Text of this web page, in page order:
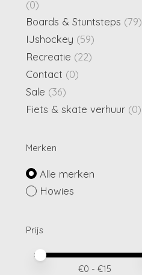
(0)
Boards & Stuntsteps (79)
IJshockey (59)
Recreatie (22)
Contact (0)
Sale (36)
Fiets & skate verhuur (0)
Merken
Alle merken
Howies
Prijs
Minimale prijswaarde
Price maximum value
€0 - €15